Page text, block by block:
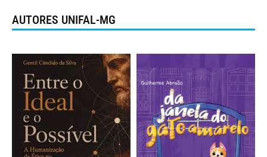
AUTORES UNIFAL-MG